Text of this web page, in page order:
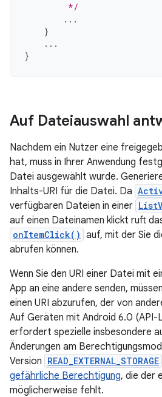
         */
...
}
...
}
Auf Dateiauswahl
Nachdem ein Nutzer eine
hat, muss in Ihrer Anwendung
Datei ausgewählt wurde.
Inhalts-URI für die Datei. Da
verfügbaren Dateien in einer
auf einen Dateinamen klickt ruft
onItemClick() auf, mit der Sie
abrufen können.
Wenn Sie den URI einer Datei mit
App an eine andere senden,
einen URI abzurufen, der von
Auf Geräten mit Android 6.0 (API-
erfordert spezielle insbesondere
Änderungen am
Version READ_EXTERNAL_STORAGE
gefährliche Berechtigung, die der
möglicherweise fehlt.